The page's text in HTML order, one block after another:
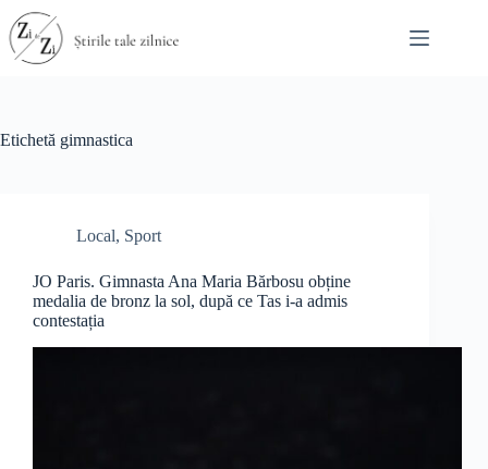
la
conținut
Etichetă gimnastica
Local, Sport
JO Paris. Gimnasta Ana Maria Bărbosu obține
medalia de bronz la sol, după ce Tas i-a admis
contestația